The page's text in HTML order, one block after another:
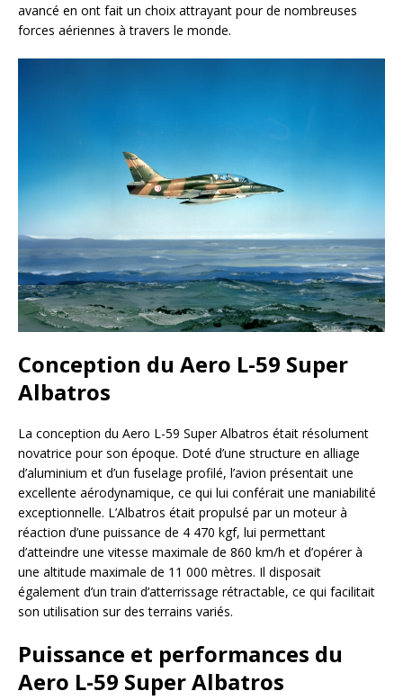
avancé en ont fait un choix attrayant pour de nombreuses
forces aériennes à travers le monde.
Conception du Aero L-59 Super
Albatros
La conception du Aero L-59 Super Albatros était résolument
novatrice pour son époque. Doté d’une structure en alliage
d’aluminium et d’un fuselage profilé, l’avion présentait une
excellente aérodynamique, ce qui lui conférait une maniabilité
exceptionnelle. L’Albatros était propulsé par un moteur à
réaction d’une puissance de 4 470 kgf, lui permettant
d’atteindre une vitesse maximale de 860 km/h et d’opérer à
une altitude maximale de 11 000 mètres. Il disposait
également d’un train d’atterrissage rétractable, ce qui facilitait
son utilisation sur des terrains variés.
Puissance et performances du
Aero L-59 Super Albatros